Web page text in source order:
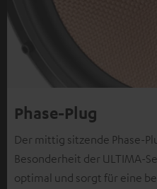
Phase-Plug
Der mittig sitzende Phase-
Besonderheit der ULTIMA-
optimal und sorgt für eine